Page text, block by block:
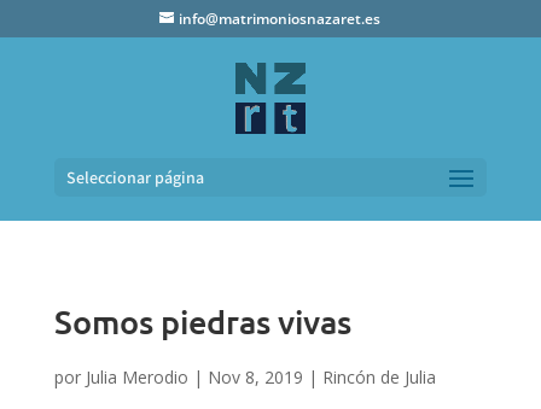
info@matrimoniosnazaret.es
Seleccionar página
Somos piedras vivas
por Julia Merodio | Nov 8, 2019 | Rincón de Julia